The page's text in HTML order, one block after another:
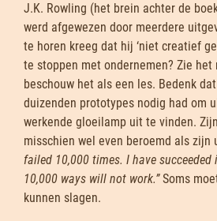
J.K. Rowling (het brein achter de
werd afgewezen door meerdere
te horen kreeg dat hij ‘niet creatief
te stoppen met ondernemen? Zie
beschouw het als een les. Bedenk
duizenden prototypes nodig had om
werkende gloeilamp uit te vinden.
misschien wel even beroemd als zijn
failed 10,000 times. I have
10,000 ways will not work.”Soms
kunnen slagen.